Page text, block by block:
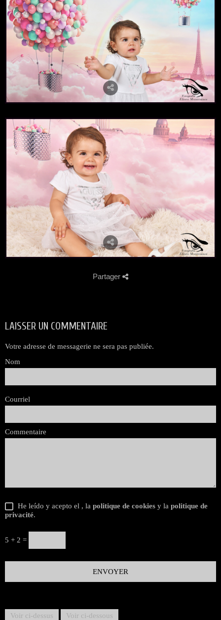
Partager
LAISSER UN COMMENTAIRE
Votre adresse de messagerie ne sera pas publiée.
Nom
Courriel
Commentaire
He leído y acepto el , la politique de cookies y la politique de
privacité.
5 + 2 =
Voir ci-dessus Voir ci-dessous